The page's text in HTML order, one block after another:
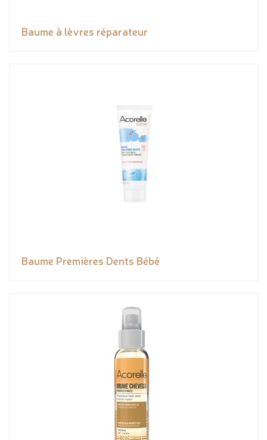
Baume à lèvres réparateur
Baume Premières Dents Bébé